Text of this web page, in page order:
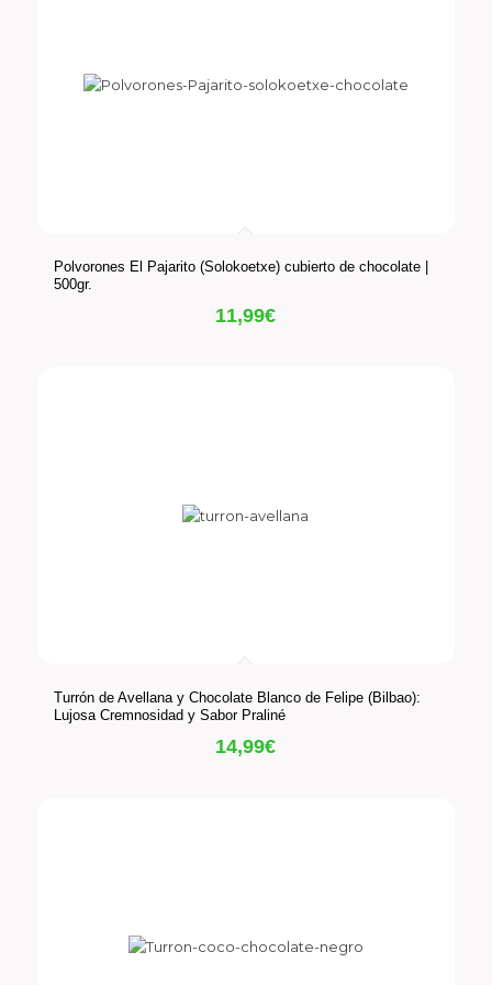
Polvorones El Pajarito (Solokoetxe) cubierto de chocolate |
500gr.
11,99€
Turrón de Avellana y Chocolate Blanco de Felipe (Bilbao):
Lujosa Cremnosidad y Sabor Praliné
14,99€